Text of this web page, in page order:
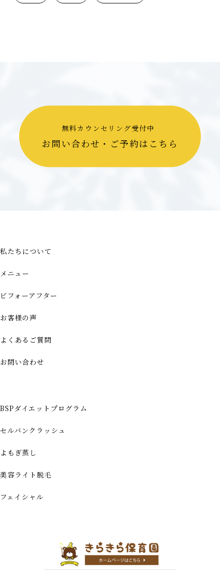
無料カウンセリング受付中
お問い合わせ・ご予約はこちら
私たちについて
メニュー
ビフォーアフター
お客様の声
よくあるご質問
お問い合わせ
BSPダイエットプログラム
セルバンクラッシュ
よもぎ蒸し
美容ライト脱毛
フェイシャル